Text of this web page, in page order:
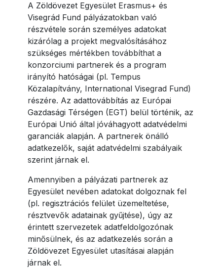
A Zöldövezet Egyesület Erasmus+ és
Visegrád Fund pályázatokban való
részvétele során személyes adatokat
kizárólag a projekt megvalósításához
szükséges mértékben továbbíthat a
konzorciumi partnerek és a program
irányító hatóságai (pl. Tempus
Közalapítvány, International Visegrad Fund)
részére. Az adattovábbítás az Európai
Gazdasági Térségen (EGT) belül történik, az
Európai Unió által jóváhagyott adatvédelmi
garanciák alapján. A partnerek önálló
adatkezelők, saját adatvédelmi szabályaik
szerint járnak el.
Amennyiben a pályázati partnerek az
Egyesület nevében adatokat dolgoznak fel
(pl. regisztrációs felület üzemeltetése,
résztvevők adatainak gyűjtése), úgy az
érintett szervezetek adatfeldolgozónak
minősülnek, és az adatkezelés során a
Zöldövezet Egyesület utasításai alapján
járnak el.